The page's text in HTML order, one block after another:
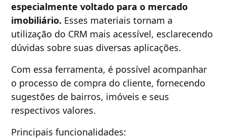
especialmente voltado para o mercado
imobiliário. Esses materiais tornam a
utilização do CRM mais acessível, esclarecendo
dúvidas sobre suas diversas aplicações.
Com essa ferramenta, é possível acompanhar
o processo de compra do cliente, fornecendo
sugestões de bairros, imóveis e seus
respectivos valores.
Principais funcionalidades: